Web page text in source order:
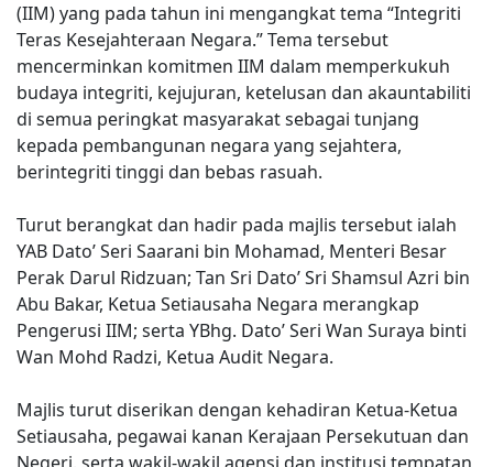
(IIM) yang pada tahun ini mengangkat tema “Integriti
Teras Kesejahteraan Negara.” Tema tersebut
mencerminkan komitmen IIM dalam memperkukuh
budaya integriti, kejujuran, ketelusan dan akauntabiliti
di semua peringkat masyarakat sebagai tunjang
kepada pembangunan negara yang sejahtera,
berintegriti tinggi dan bebas rasuah.
Turut berangkat dan hadir pada majlis tersebut ialah
YAB Dato’ Seri Saarani bin Mohamad, Menteri Besar
Perak Darul Ridzuan; Tan Sri Dato’ Sri Shamsul Azri bin
Abu Bakar, Ketua Setiausaha Negara merangkap
Pengerusi IIM; serta YBhg. Dato’ Seri Wan Suraya binti
Wan Mohd Radzi, Ketua Audit Negara.
Majlis turut diserikan dengan kehadiran Ketua-Ketua
Setiausaha, pegawai kanan Kerajaan Persekutuan dan